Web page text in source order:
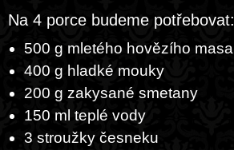
Na 4 porce budeme potřebovat:
500 g mletého hovězího masa
400 g hladké mouky
200 g zakysané smetany
150 ml teplé vody
3 stroužky česneku